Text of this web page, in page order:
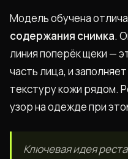
Модель обучена
содержания снимка.
линия поперёк щеки —
часть лица, и
текстуру кожи рядом.
узор на одежде при
Ключевая идея